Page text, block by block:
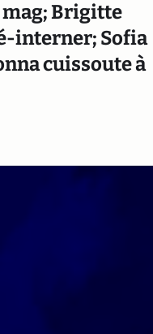
mag; Brigitte
interner; Sofia
cuissoute à